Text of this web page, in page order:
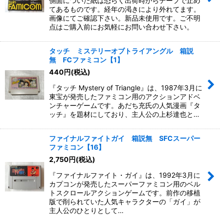
てあるものです。経年の渇きにより外れてます。
画像にてご確認下さい。新品未使用です。ご不明
点はご購入前にお気軽にお問い合わせ下さい。
タッチ ミステリーオブトライアングル 箱説
無 FCファミコン【1】
440円(税込)
『タッチ Mystery of Triangle』は、1987年3月に
東宝が発売したファミコン用のアクションアドベ
ンチャーゲームです。あだち充氏の人気漫画『タ
ッチ』を題材にしており、主人公の上杉達也と…
ファイナルファイトガイ 箱説無 SFCスーパー
ファミコン【16】
2,750円(税込)
『ファイナルファイト・ガイ』は、1992年3月に
カプコンが発売したスーパーファミコン用のベル
トスクロールアクションゲームです。前作の移植
版で削られていた人気キャラクターの「ガイ」が
主人公のひとりとして…